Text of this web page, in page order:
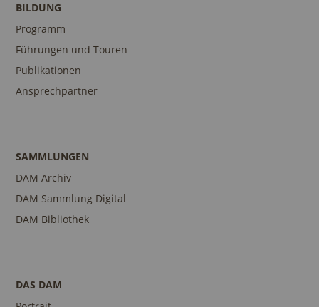
BILDUNG
Programm
Führungen und Touren
Publikationen
Ansprechpartner
SAMMLUNGEN
DAM Archiv
DAM Sammlung Digital
DAM Bibliothek
DAS DAM